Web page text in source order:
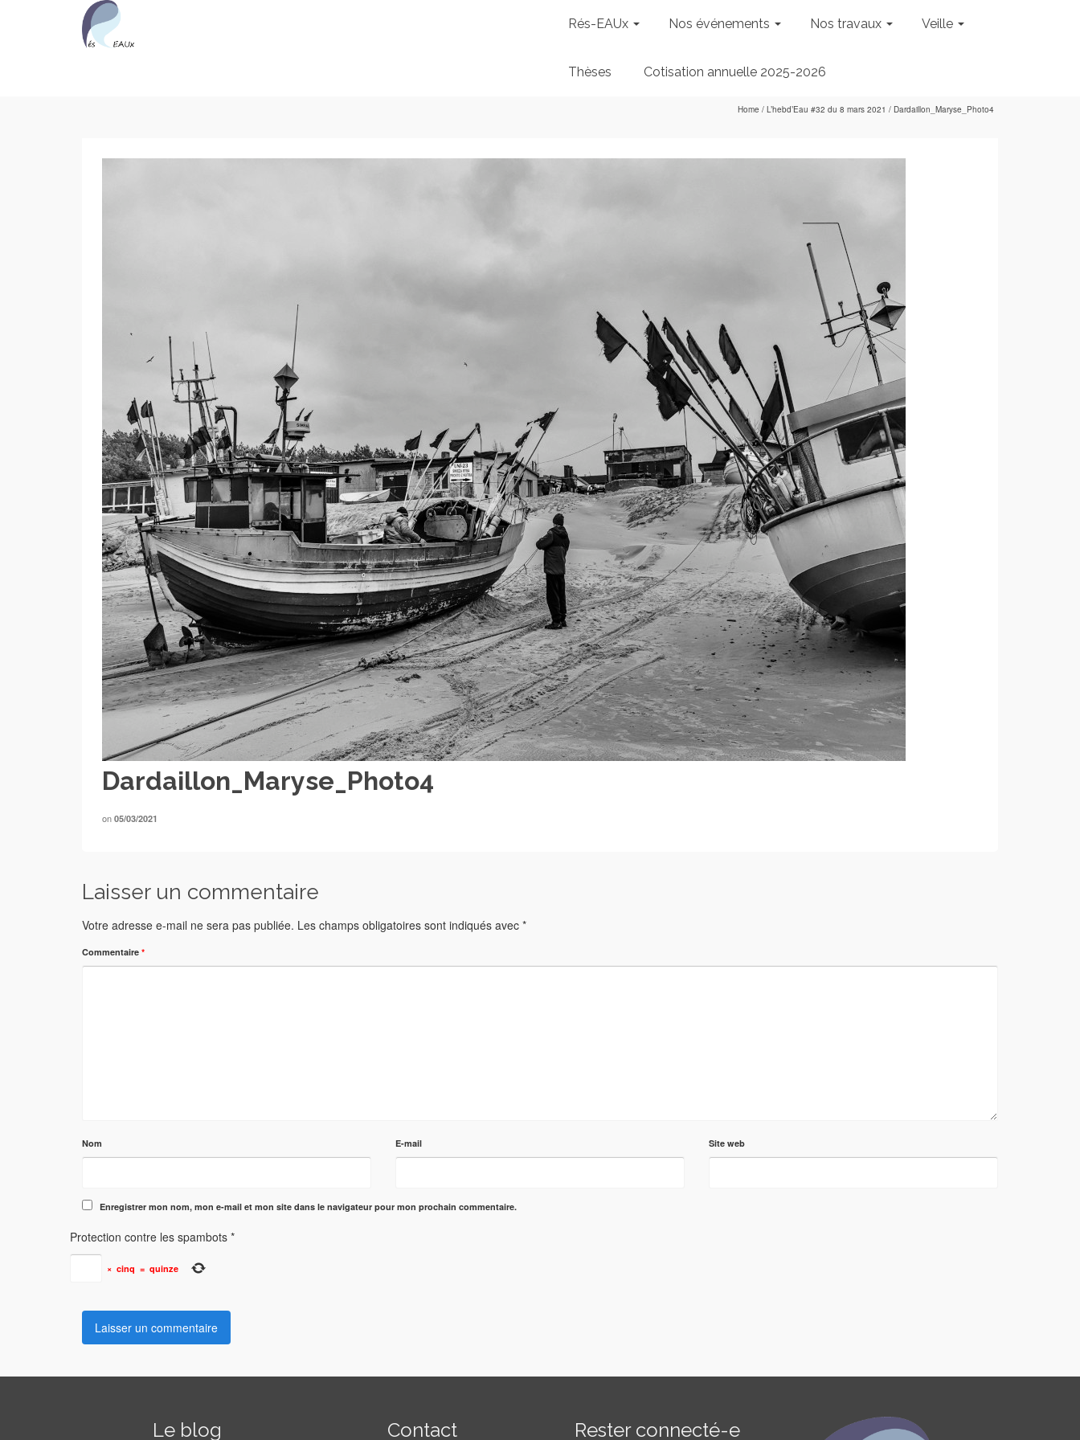
Rés-EAUx Nos événements Nos travaux Veille
Thèses Cotisation annuelle 2025-2026
Home / L’hebd’Eau #32 du 8 mars 2021 / Dardaillon_Maryse_Photo4
Dardaillon_Maryse_Photo4
on 05/03/2021
Laisser un commentaire
Votre adresse e-mail ne sera pas publiée. Les champs obligatoires sont indiqués avec *
Commentaire *
Nom E-mail Site web
Enregistrer mon nom, mon e-mail et mon site dans le navigateur pour mon prochain commentaire.
Protection contre les spambots *
× cinq = quinze
Le blog Contact Rester connecté-e